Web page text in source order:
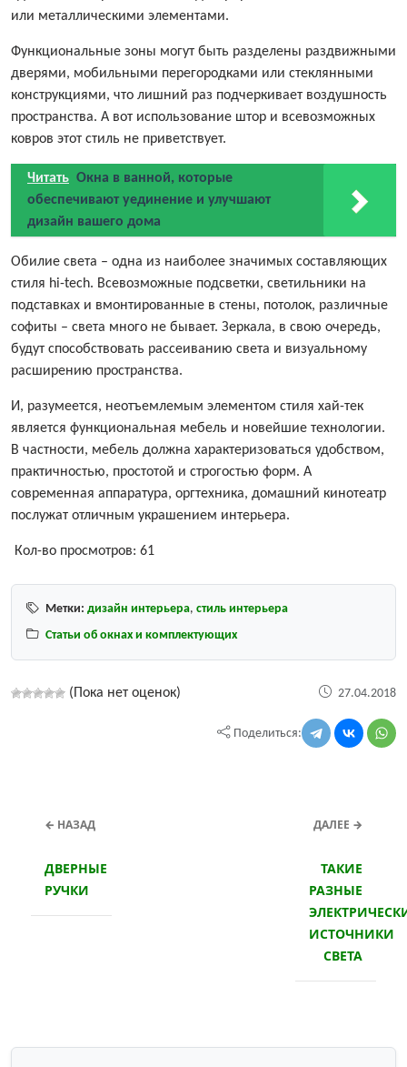
или металлическими элементами.
Функциональные зоны могут быть разделены раздвижными
дверями, мобильными перегородками или стеклянными
конструкциями, что лишний раз подчеркивает воздушность
пространства. А вот использование штор и всевозможных
ковров этот стиль не приветствует.
Читать Окна в ванной, которые
обеспечивают уединение и улучшают
дизайн вашего дома
Обилие света – одна из наиболее значимых составляющих
стиля hi-tech. Всевозможные подсветки, светильники на
подставках и вмонтированные в стены, потолок, различные
софиты – света много не бывает. Зеркала, в свою очередь,
будут способствовать рассеиванию света и визуальному
расширению пространства.
И, разумеется, неотъемлемым элементом стиля хай-тек
является функциональная мебель и новейшие технологии.
В частности, мебель должна характеризоваться удобством,
практичностью, простотой и строгостью форм. А
современная аппаратура, оргтехника, домашний кинотеатр
послужат отличным украшением интерьера.
Кол-во просмотров: 61
Метки: дизайн интерьера, стиль интерьера
Статьи об окнах и комплектующих
(Пока нет оценок) 27.04.2018
Поделиться:
← НАЗАД
ДВЕРНЫЕ
РУЧКИ
ДАЛЕЕ →
ТАКИЕ
РАЗНЫЕ
ИСТОЧНИКИ
СВЕТА